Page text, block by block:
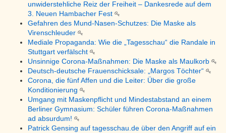
unwiderstehliche Reiz der Freiheit – Dankesrede auf dem
3. Neuen Hambacher Fest
Gefahren des Mund-Nasen-Schutzes: Die Maske als
Virenschleuder
Mediale Propaganda: Wie die „Tagesschau“ die Randale in
Stuttgart verfälscht
Unsinnige Corona-Maßnahmen: Die Maske als Maulkorb
Deutsch-deutsche Frauenschicksale: „Margos Töchter“
Corona, die fünf Affen und die Leiter: Über die große
Konditionierung
Umgang mit Maskenpflicht und Mindestabstand an einem
Berliner Gymnasium: Schüler führen Corona-Maßnahmen
ad absurdum!
Patrick Gensing auf tagesschau.de über den Angriff auf ein